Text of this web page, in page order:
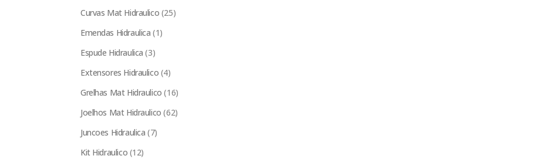
Curvas Mat Hidraulico (25)
Emendas Hidraulica (1)
Espude Hidraulica (3)
Extensores Hidraulico (4)
Grelhas Mat Hidraulico (16)
Joelhos Mat Hidraulico (62)
Juncoes Hidraulica (7)
Kit Hidraulico (12)